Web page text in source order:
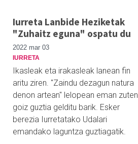
Iurreta Lanbide Heziketak
"Zuhaitz eguna" ospatu du
2022 mar 03
IURRETA
Ikasleak eta irakasleak lanean fin
aritu ziren. "Zaindu dezagun natura
denon artean" lelopean eman zuten
goiz guztia gelditu barik. Esker
berezia Iurretatako Udalari
emandako laguntza guztiagatik.